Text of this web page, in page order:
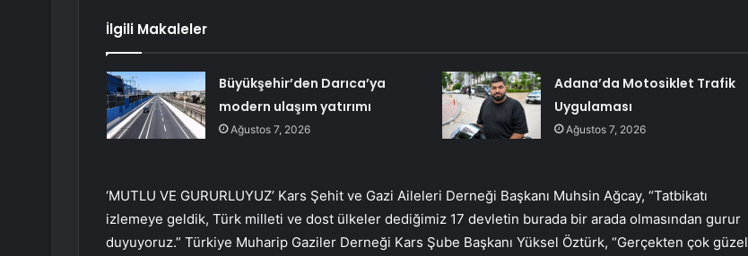
İlgili Makaleler
Büyükşehir’den Darıca’ya
modern ulaşım yatırımı
Ağustos 7, 2026
Adana’da Motosiklet Trafik
Uygulaması
Ağustos 7, 2026
‘MUTLU VE GURURLUYUZ’ Kars Şehit ve Gazi Aileleri Derneği Başkanı Muhsin Ağcay, “Tatbikatı
izlemeye geldik, Türk milleti ve dost ülkeler dediğimiz 17 devletin burada bir arada olmasından gurur
duyuyoruz.” Türkiye Muharip Gaziler Derneği Kars Şube Başkanı Yüksel Öztürk, “Gerçekten çok güzel